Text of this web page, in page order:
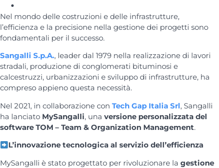
Nel mondo delle costruzioni e delle infrastrutture,
l’efficienza e la precisione nella gestione dei progetti sono
fondamentali per il successo.
Sangalli S.p.A., leader dal 1979 nella realizzazione di lavori
stradali, produzione di conglomerati bituminosi e
calcestruzzi, urbanizzazioni e sviluppo di infrastrutture, ha
compreso appieno questa necessità.
Nel 2021, in collaborazione con Tech Gap Italia Srl, Sangalli
ha lanciato MySangalli, una versione personalizzata del
software TOM – Team & Organization Management.
L’innovazione tecnologica al servizio dell’efficienza
MySangalli è stato progettato per rivoluzionare la gestione